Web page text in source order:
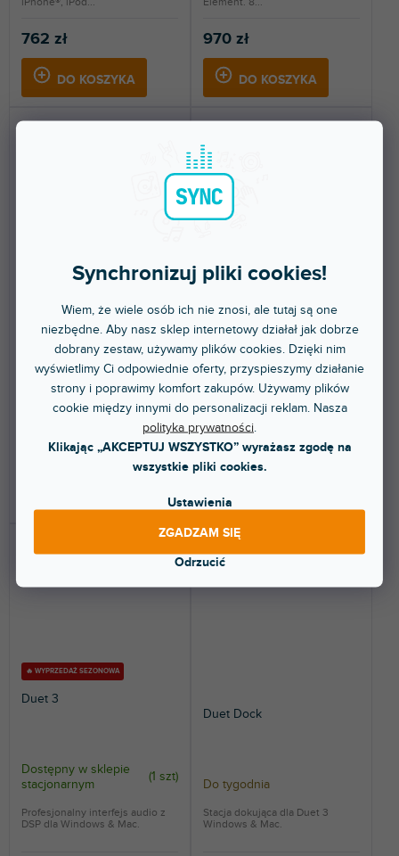
Synchronizuj pliki cookies!
Wiem, że wiele osób ich nie znosi, ale tutaj są one
niezbędne. Aby nasz sklep internetowy działał jak dobrze
dobrany zestaw, używamy plików cookies. Dzięki nim
wyświetlimy Ci odpowiednie oferty, przyspieszymy działanie
strony i poprawimy komfort zakupów. Używamy plików
cookie między innymi do personalizacji reklam. Nasza
polityka prywatności.
Klikając „AKCEPTUJ WSZYSTKO” wyrażasz zgodę na
wszystkie pliki cookies.
Ustawienia
Odrzucić
ZGADZAM SIĘ
762 zł
DO KOSZYKA
970 zł
DO KOSZYKA
Dostępny w sklepie
stacjonarnym
1 szt
956 zł
Profesjonalny mikrofon USB o
studyjnej jakości dźwięku dla
BOOM
Dostępny w sklepie
stacjonarnym
955 zł
Interfejs audio z 2 wejściami i
wyjściami z wbudowanymi,
wysokiej jakości...
🔥 WYPRZEDAŻ SEZONOWA
Duet 3
Dostępny w sklepie
stacjonarnym
(1 szt)
Profesjonalny interfejs audio z
DSP dla Windows & Mac.
Duet Dock
Do tygodnia
Stacja dokująca dla Duet 3
Windows & Mac.